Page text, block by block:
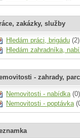
zakázky, služby
Hledám práci, brigádu (2)
Hledám zahradníka,
- zahrady,
Nemovitosti - nabídka(0)
Nemovitosti - poptávka